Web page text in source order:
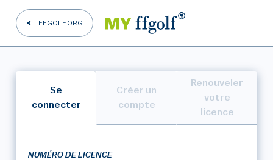
FFGOLF.ORG
Se
connecter
Créer un
compte
Renouveler
votre
licence
NUMÉRO DE LICENCE